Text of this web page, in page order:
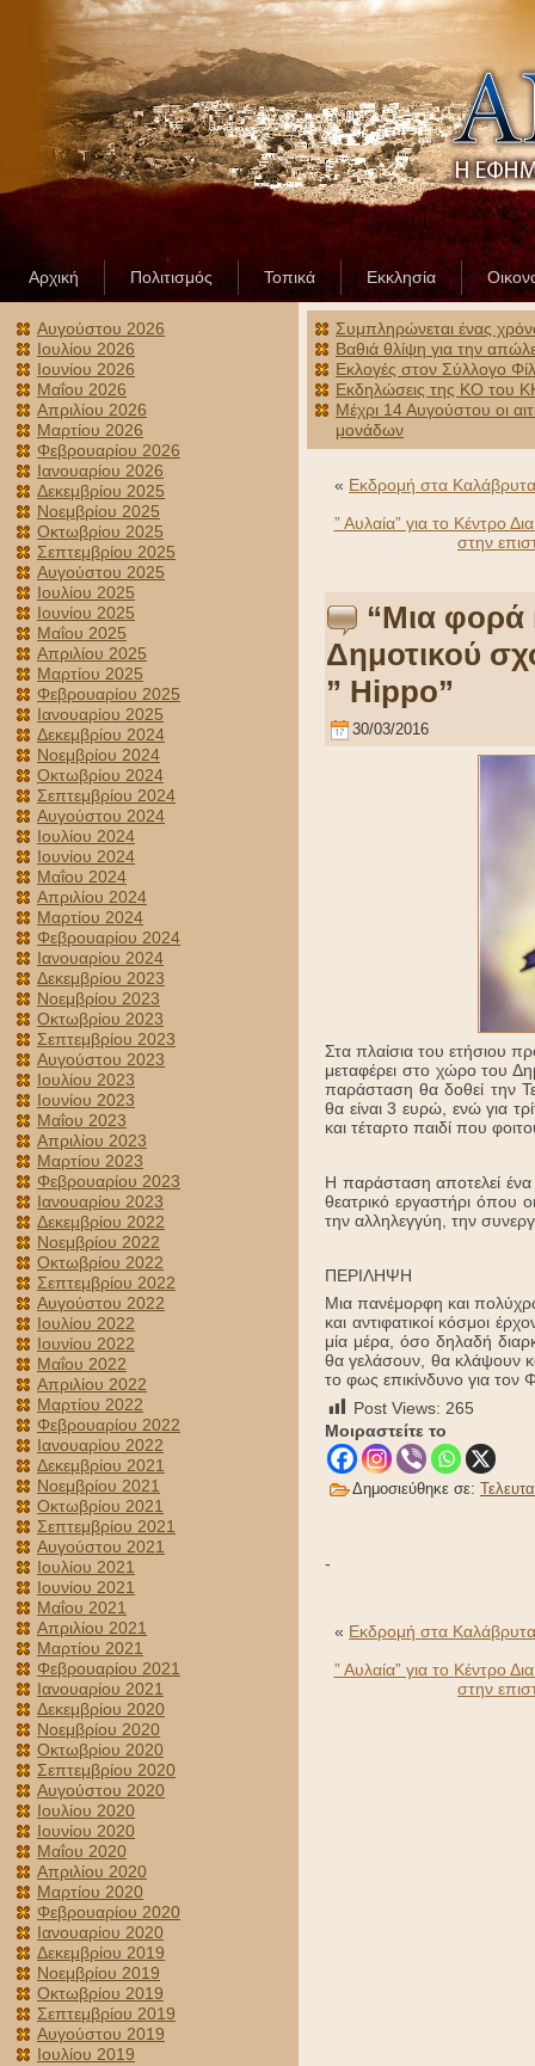
Αρχική Πολιτισμός Τοπικά Εκκλησία
Αυγούστου 2026
Ιουλίου 2026
Ιουνίου 2026
Μαΐου 2026
Απριλίου 2026
Μαρτίου 2026
Φεβρουαρίου 2026
Ιανουαρίου 2026
Δεκεμβρίου 2025
Νοεμβρίου 2025
Οκτωβρίου 2025
Σεπτεμβρίου 2025
Αυγούστου 2025
Ιουλίου 2025
Ιουνίου 2025
Μαΐου 2025
Απριλίου 2025
Μαρτίου 2025
Φεβρουαρίου 2025
Ιανουαρίου 2025
Δεκεμβρίου 2024
Νοεμβρίου 2024
Οκτωβρίου 2024
Σεπτεμβρίου 2024
Αυγούστου 2024
Ιουλίου 2024
Ιουνίου 2024
Μαΐου 2024
Απριλίου 2024
Μαρτίου 2024
Φεβρουαρίου 2024
Ιανουαρίου 2024
Δεκεμβρίου 2023
Νοεμβρίου 2023
Οκτωβρίου 2023
Σεπτεμβρίου 2023
Αυγούστου 2023
Ιουλίου 2023
Ιουνίου 2023
Μαΐου 2023
Απριλίου 2023
Μαρτίου 2023
Φεβρουαρίου 2023
Ιανουαρίου 2023
Δεκεμβρίου 2022
Νοεμβρίου 2022
Οκτωβρίου 2022
Σεπτεμβρίου 2022
Αυγούστου 2022
Ιουλίου 2022
Ιουνίου 2022
Μαΐου 2022
Απριλίου 2022
Μαρτίου 2022
Φεβρουαρίου 2022
Ιανουαρίου 2022
Δεκεμβρίου 2021
Νοεμβρίου 2021
Οκτωβρίου 2021
Σεπτεμβρίου 2021
Αυγούστου 2021
Ιουλίου 2021
Ιουνίου 2021
Μαΐου 2021
Απριλίου 2021
Μαρτίου 2021
Φεβρουαρίου 2021
Ιανουαρίου 2021
Δεκεμβρίου 2020
Νοεμβρίου 2020
Οκτωβρίου 2020
Σεπτεμβρίου 2020
Αυγούστου 2020
Ιουλίου 2020
Ιουνίου 2020
Μαΐου 2020
Απριλίου 2020
Μαρτίου 2020
Φεβρουαρίου 2020
Ιανουαρίου 2020
Δεκεμβρίου 2019
Νοεμβρίου 2019
Οκτωβρίου 2019
Σεπτεμβρίου 2019
Αυγούστου 2019
Ιουλίου 2019
Συμπληρώνεται ένας
Βαθιά θλίψη για την
Εκλογές στον Σύλλογο
Εκδηλώσεις της ΚΟ του
Μέχρι 14 Αυγούστου οι
μονάδων
« Εκδρομή στα
” Αυλαία” για το Κέντρο
στην
“Μια φορά
Δημοτικού
” Hippo”
30/03/2016
Στα πλαίσια του ετήσιου
μεταφέρει στο χώρο του
παράσταση θα δοθεί την
θα είναι 3 ευρώ, ενώ για
και τέταρτο παιδί που
Η παράσταση αποτελεί
θεατρικό εργαστήρι όπου
την αλληλεγγύη, την
ΠΕΡΙΛΗΨΗ
Μια πανέμορφη και
και αντιφατικοί κόσμοι
μία μέρα, όσο δηλαδή
θα γελάσουν, θα κλάψουν
το φως επικίνδυνο για
Post Views: 265
Μοιραστείτε το
Δημοσιεύθηκε σε:
-
« Εκδρομή στα
” Αυλαία” για το Κέντρο
στην